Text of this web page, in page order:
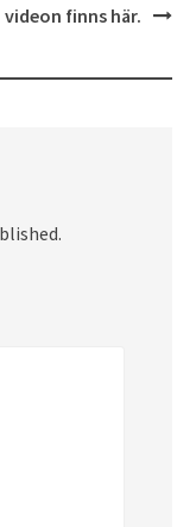
videon finns här.